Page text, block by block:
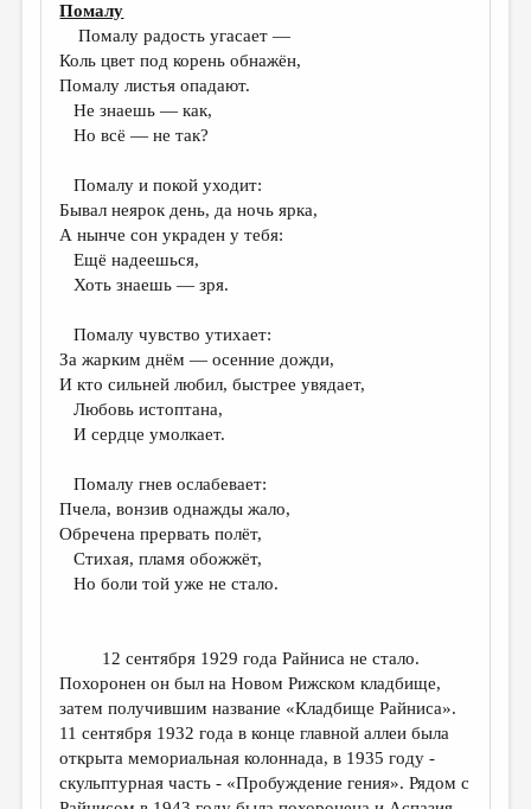
Помалу
Помалу радость угасает —
Коль цвет под корень обнажён,
Помалу листья опадают.
Не знаешь — как,
Но всё — не так?
Помалу и покой уходит:
Бывал неярок день, да ночь ярка,
А нынче сон украден у тебя:
Ещё надеешься,
Хоть знаешь — зря.
Помалу чувство утихает:
За жарким днём — осенние дожди,
И кто сильней любил, быстрее увядает,
Любовь истоптана,
И сердце умолкает.
Помалу гнев ослабевает:
Пчела, вонзив однажды жало,
Обречена прервать полёт,
Стихая, пламя обожжёт,
Но боли той уже не стало.
12 сентября 1929 года Райниса не стало.
Похоронен он был на Новом Рижском кладбище,
затем получившим название «Кладбище Райниса».
11 сентября 1932 года в конце главной аллеи была
открыта мемориальная колоннада, в 1935 году -
скульптурная часть - «Пробуждение гения». Рядом с